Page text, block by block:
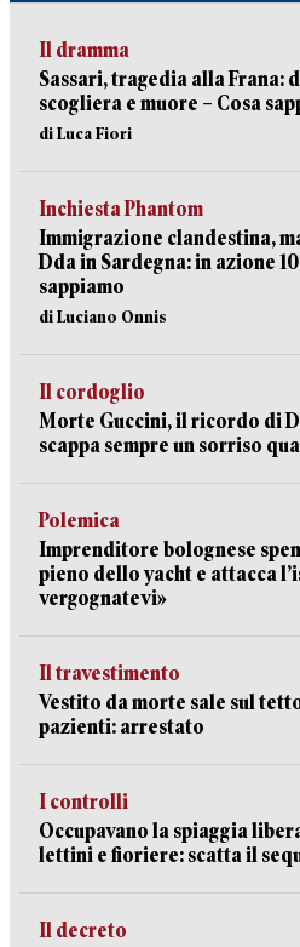
Il dramma
Sassari, tragedia alla Frana:
scogliera e muore – Cosa
di Luca Fiori
Inchiesta Phantom
Immigrazione clandestina,
Dda in Sardegna: in azione
sappiamo
di Luciano Onnis
Il cordoglio
Morte Guccini, il ricordo di
scappa sempre un sorriso
Polemica
Imprenditore bolognese
pieno dello yacht e attacca
vergognatevi»
Il travestimento
Vestito da morte sale sul
pazienti: arrestato
I controlli
Occupavano la spiaggia
lettini e fioriere: scatta il
Il decreto